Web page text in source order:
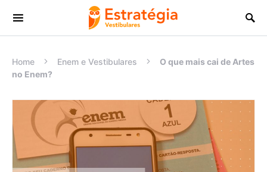
Procurar:
Home Enem e Vestibulares
O que mais cai de Artes
no Enem?